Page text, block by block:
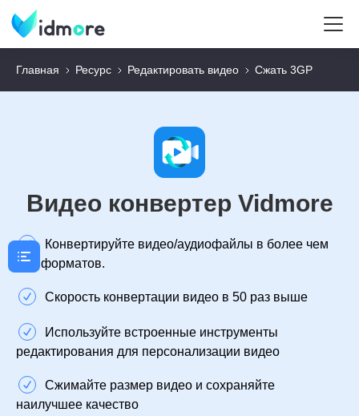
Главная Ресурс Редактировать видео Сжать 3GP
Видео конвертер Vidmore
Конвертируйте видео/аудиофайлы в более чем
300 форматов.
Скорость конвертации видео в 50 раз выше
Используйте встроенные инструменты
редактирования для персонализации видео
Сжимайте размер видео и сохраняйте
наилучшее качество